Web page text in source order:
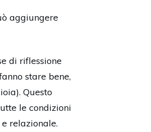
aggiungere
di riflessione
stare bene,
Questo
le condizioni
relazionale.